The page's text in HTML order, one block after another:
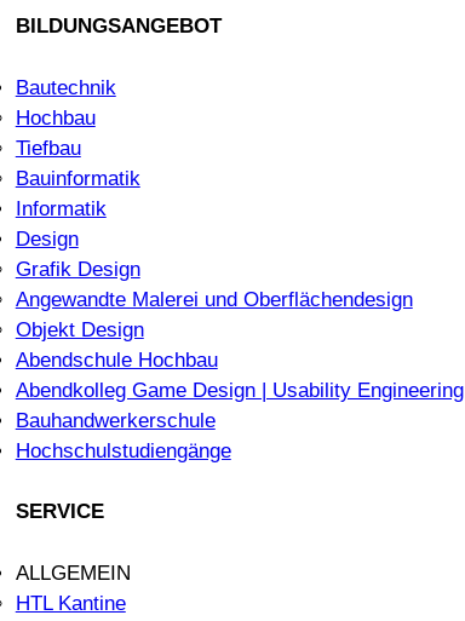
BILDUNGSANGEBOT
Bautechnik
Hochbau
Tiefbau
Bauinformatik
Informatik
Design
Grafik Design
Angewandte Malerei und Oberflächendesign
Objekt Design
Abendschule Hochbau
Abendkolleg Game Design | Usability Engineering
Bauhandwerkerschule
Hochschulstudiengänge
SERVICE
ALLGEMEIN
HTL Kantine